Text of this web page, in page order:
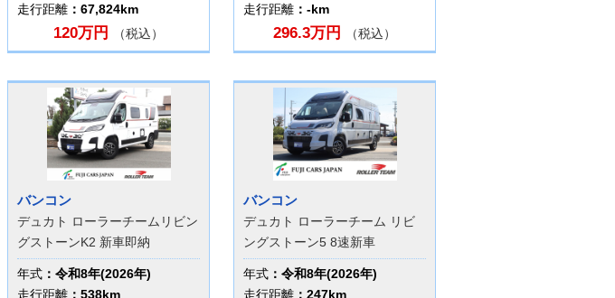
走行距離 ：67,824km
120万円 （税込）
走行距離 ：-km
296.3万円 （税込）
バンコン
デュカト ローラーチームリビン
グストーンK2 新車即納
年式 ：令和8年(2026年)
走行距離 ：538km
バンコン
デュカト ローラーチーム リビ
ングストーン5 8速新車
年式 ：令和8年(2026年)
走行距離 ：247km